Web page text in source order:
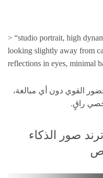
> “studio portrait, high
looking slightly away from
reflections in eyes, minimal
القوي دون أي مبالغة،
راقٍ.
صور الذكاء